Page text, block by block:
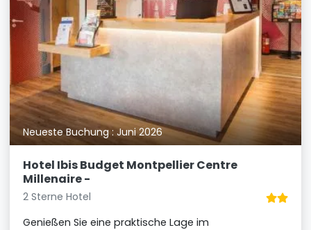
Neueste Buchung : Juni 2026
Hotel Ibis Budget Montpellier Centre
Millenaire -
2 Sterne Hotel
Genießen Sie eine praktische Lage im